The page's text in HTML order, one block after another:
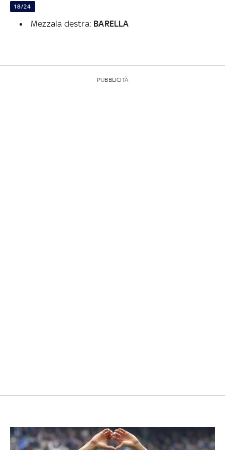
18/24
Mezzala destra: BARELLA
PUBBLICITÀ